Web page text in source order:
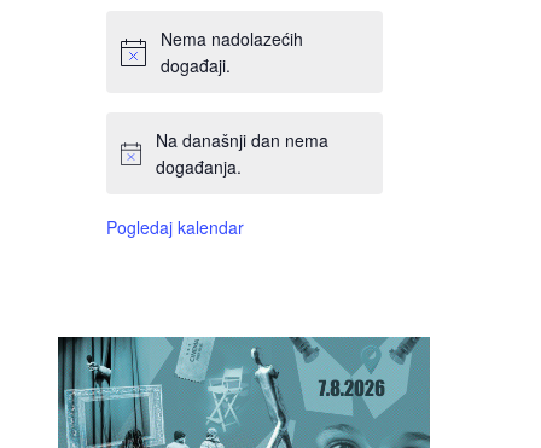
Nema nadolazećih
događaji.
Na današnji dan nema
događanja.
Pogledaj kalendar